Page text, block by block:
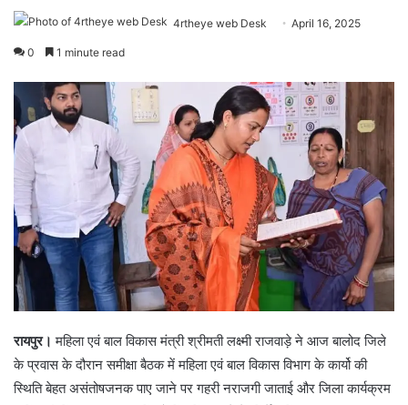
4rtheye web Desk April 16, 2025
0 1 minute read
रायपुर।महिला एवं बाल विकास मंत्री श्रीमती लक्ष्मी राजवाड़े ने आज बालोद जिले
के प्रवास के दौरान समीक्षा बैठक में महिला एवं बाल विकास विभाग के कार्यो की
स्थिति बेहत असंतोषजनक पाए जाने पर गहरी नराजगी जाताई और जिला कार्यक्रम